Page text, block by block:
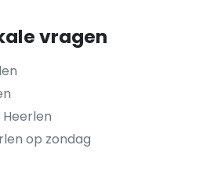
vragen
op zondag